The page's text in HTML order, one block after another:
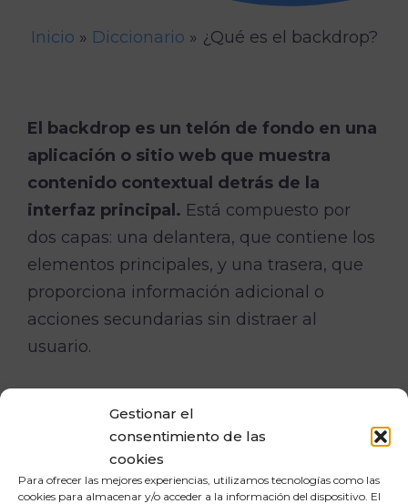
Gestionar el
consentimiento de las
cookies
Para ofrecer las mejores experiencias, utilizamos tecnologías como las
cookies para almacenar y/o acceder a la información del dispositivo. El
Inicio » Diccionario » ¿Qué es el backdrop?
El backdrop es un telón de fondo en una
aplicación o sitio web que muestra
contenido contextual detrás de la
interfaz principal. Está compuesto por
dos capas: una delantera, que contiene los
elementos principales, y una trasera, que
proporciona información adicional o
acciones secundarias sin distraer al
usuario.
INBOUND